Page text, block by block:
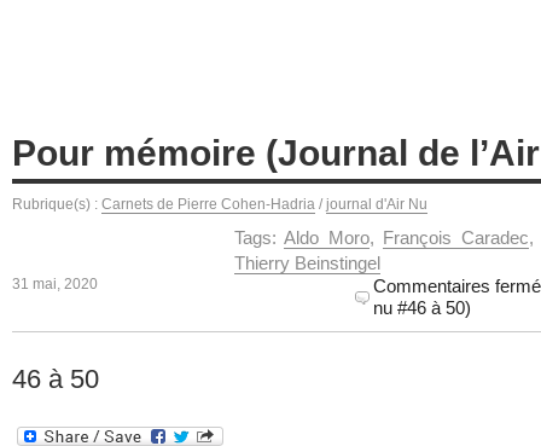
Pour mémoire (Journal de
Rubrique(s) : Carnets de Pierre Cohen-Hadria / journal d'Air Nu
Tags:Aldo Moro, François Caradec
Thierry Beinstingel
31 mai, 2020
Commentaires
nu #46 à 50)
46 à 50